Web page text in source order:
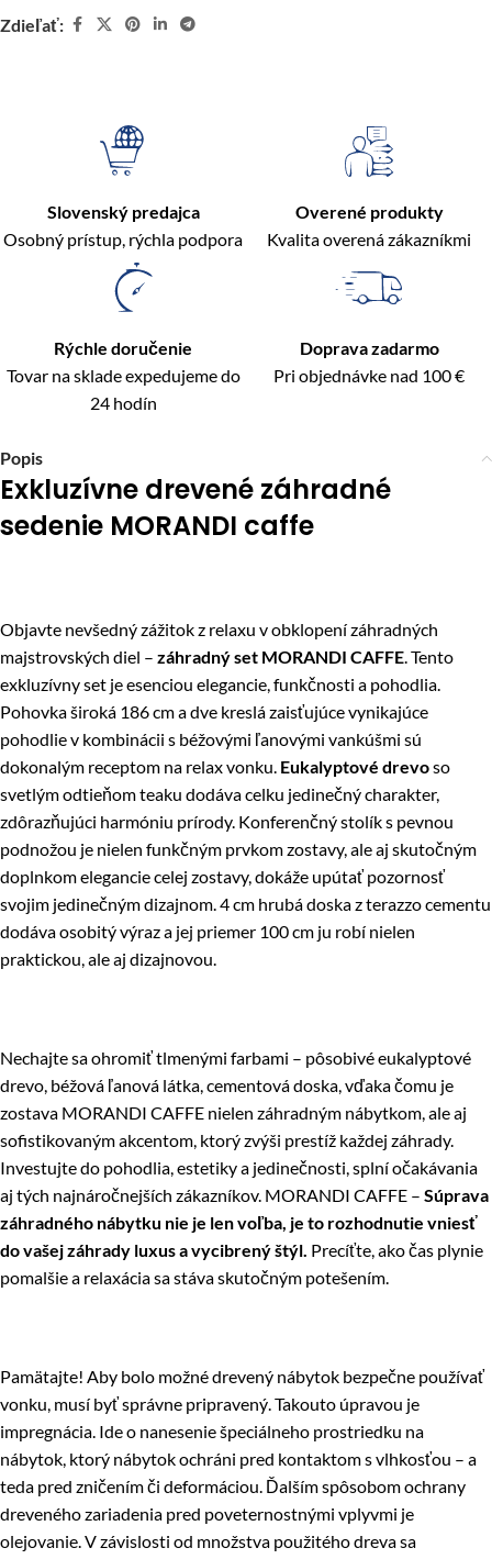
Zdieľať:
Slovenský predajca
Osobný prístup, rýchla podpora
Overené produkty
Kvalita overená zákazníkmi
Rýchle doručenie
Tovar na sklade expedujeme do
24 hodín
Doprava zadarmo
Pri objednávke nad 100 €
Popis
Exkluzívne drevené záhradné
sedenie MORANDI caffe
Objavte nevšedný zážitok z relaxu v obklopení záhradných
majstrovských diel – záhradný set MORANDI CAFFE. Tento
exkluzívny set je esenciou elegancie, funkčnosti a pohodlia.
Pohovka široká 186 cm a dve kreslá zaisťujúce vynikajúce
pohodlie v kombinácii s béžovými ľanovými vankúšmi sú
dokonalým receptom na relax vonku. Eukalyptové drevoso
svetlým odtieňom teaku dodáva celku jedinečný charakter,
zdôrazňujúci harmóniu prírody. Konferenčný stolík s pevnou
podnožou je nielen funkčným prvkom zostavy, ale aj skutočným
doplnkom elegancie celej zostavy, dokáže upútať pozornosť
svojim jedinečným dizajnom. 4 cm hrubá doska z terazzo cementu
dodáva osobitý výraz a jej priemer 100 cm ju robí nielen
praktickou, ale aj dizajnovou.
Nechajte sa ohromiť tlmenými farbami – pôsobivé eukalyptové
drevo, béžová ľanová látka, cementová doska, vďaka čomu je
zostava MORANDI CAFFE nielen záhradným nábytkom, ale aj
sofistikovaným akcentom, ktorý zvýši prestíž každej záhrady.
Investujte do pohodlia, estetiky a jedinečnosti, splní očakávania
aj tých najnáročnejších zákazníkov. MORANDI CAFFE – Súprava
záhradného nábytku nie je len voľba, je to rozhodnutie vniesť
do vašej záhrady luxus a vycibrený štýl. Precíťte, ako čas plynie
pomalšie a relaxácia sa stáva skutočným potešením.
Pamätajte! Aby bolo možné drevený nábytok bezpečne používať
vonku, musí byť správne pripravený. Takouto úpravou je
impregnácia. Ide o nanesenie špeciálneho prostriedku na
nábytok, ktorý nábytok ochráni pred kontaktom s vlhkosťou – a
teda pred zničením či deformáciou. Ďalším spôsobom ochrany
dreveného zariadenia pred poveternostnými vplyvmi je
olejovanie. V závislosti od množstva použitého dreva sa